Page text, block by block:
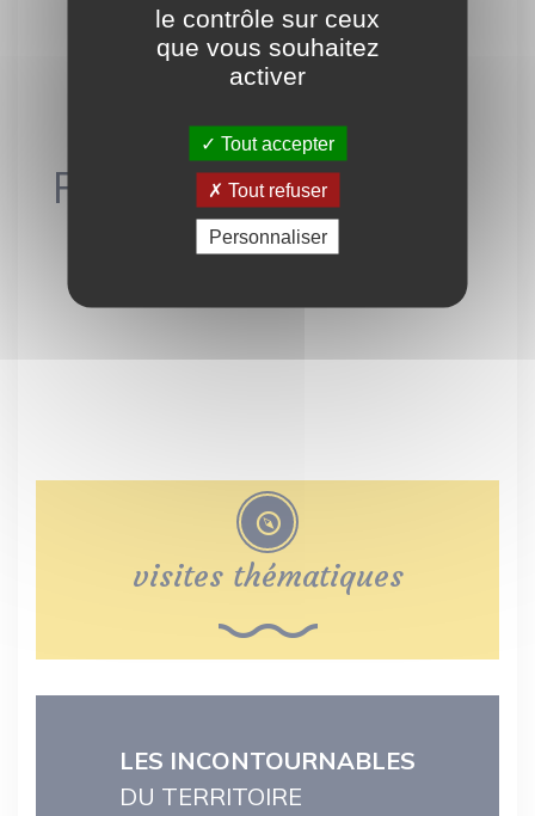
Patrimoine Civil
visites thématiques
LES INCONTOURNABLES
DU TERRITOIRE
le contrôle sur ceux
que vous souhaitez
activer
Tout accepter
Tout refuser
Personnaliser